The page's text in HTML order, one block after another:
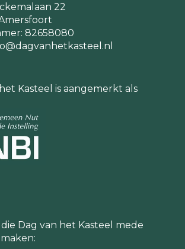
22
82658080
Kasteel is aangemerkt als
Dag van het Kasteel mede